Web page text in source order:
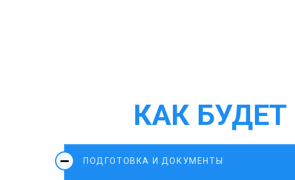
КАК
ПОДГОТОВКА И ДОКУМЕНТЫ